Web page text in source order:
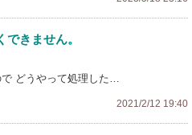
きません。
で どうやって処理した…
2021/2/12 19:40